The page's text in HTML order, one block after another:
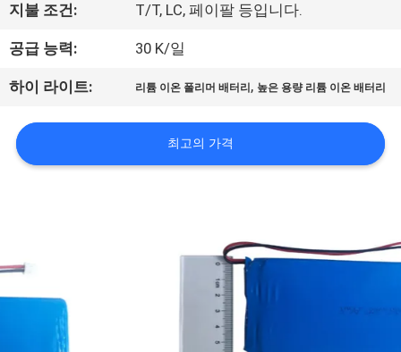
공
장
견
학
관
리
지불 조건: T/T, LC, 페이팔 등입니다.
공급 능력: 30 K/일
하이 라이트: 리튬 이온 폴리머 배터리 , 높은 용량 리튬 이온 배터리
최고의 가격